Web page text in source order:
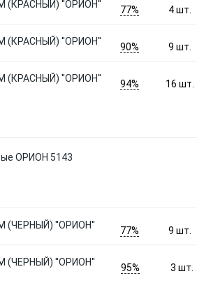
(КРАСНЫЙ) ''ОРИОН''
77% 4шт.
(КРАСНЫЙ) ''ОРИОН''
90% 9 шт.
(КРАСНЫЙ) ''ОРИОН''
94% 16 шт.
ОРИОН 5143
(ЧЕРНЫЙ) ''ОРИОН''
77% 9 шт.
(ЧЕРНЫЙ) ''ОРИОН''
95% 3шт.